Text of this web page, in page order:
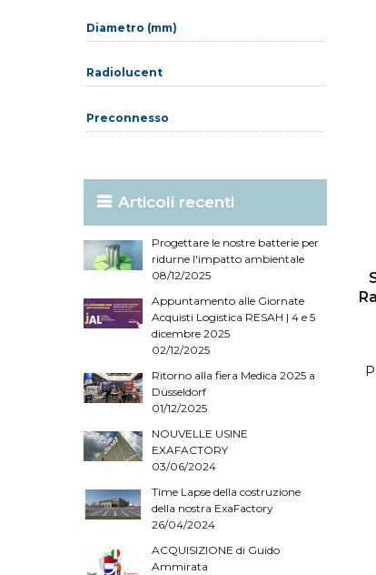
Diametro (mm)
Radiolucent
Preconnesso
Articoli recenti
Progettare le nostre batterie per
ridurne l'impatto ambientale
08/12/2025
Appuntamento alle Giornate
Acquisti Logistica RESAH | 4 e 5
dicembre 2025
02/12/2025
Ritorno alla fiera Medica 2025 a
Düsseldorf
01/12/2025
NOUVELLE USINE
EXAFACTORY
03/06/2024
Time Lapse della costruzione
della nostra ExaFactory
26/04/2024
ACQUISIZIONE di Guido
Ammirata